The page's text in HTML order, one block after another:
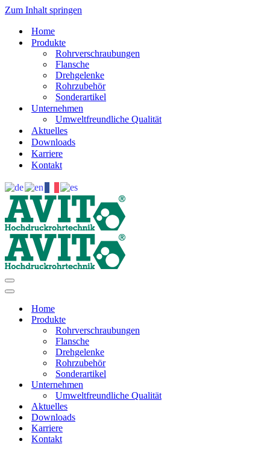
Zum Inhalt springen
Home
Produkte
Rohrverschraubungen
Flansche
Drehgelenke
Rohrzubehör
Sonderartikel
Unternehmen
Umweltfreundliche Qualität
Aktuelles
Downloads
Karriere
Kontakt
Navigations-
Menü
Navigations-
Home
Produkte
Rohrverschraubungen
Flansche
Drehgelenke
Rohrzubehör
Sonderartikel
Unternehmen
Umweltfreundliche Qualität
Aktuelles
Downloads
Karriere
Kontakt